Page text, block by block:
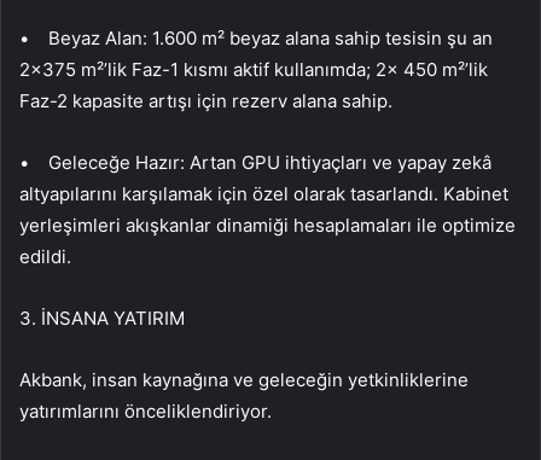
• Beyaz Alan: 1.600 m² beyaz alana sahip tesisin şu an
2×375 m²’lik Faz-1 kısmı aktif kullanımda; 2x 450 m²’lik
Faz-2 kapasite artışı için rezerv alana sahip.
• Geleceğe Hazır: Artan GPU ihtiyaçları ve yapay zekâ
altyapılarını karşılamak için özel olarak tasarlandı. Kabinet
yerleşimleri akışkanlar dinamiği hesaplamaları ile optimize
edildi.
3. İNSANA YATIRIM
Akbank, insan kaynağına ve geleceğin yetkinliklerine
yatırımlarını önceliklendiriyor.